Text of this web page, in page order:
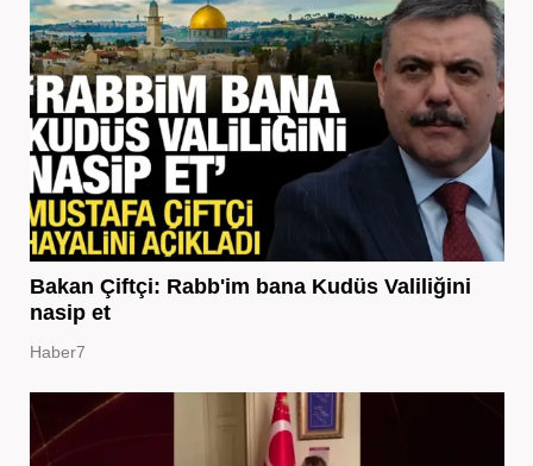
Bakan Çiftçi: Rabb'im bana Kudüs Valiliğini
nasip et
Haber7